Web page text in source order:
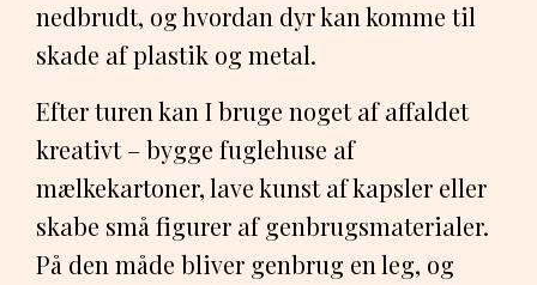
nedbrudt, og hvordan dyr kan komme til
skade af plastik og metal.
Efter turen kan I bruge noget af affaldet
kreativt – bygge fuglehuse af
mælkekartoner, lave kunst af kapsler eller
skabe små figurer af genbrugsmaterialer.
På den måde bliver genbrug en leg, og